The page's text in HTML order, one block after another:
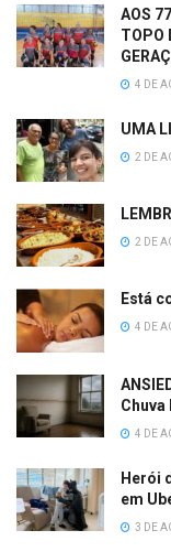
AOS
TOPO
4 DE
UMA
2 DE
2 DE
Está
4 DE
Chuva
4 DE
Herói
em
3 DE